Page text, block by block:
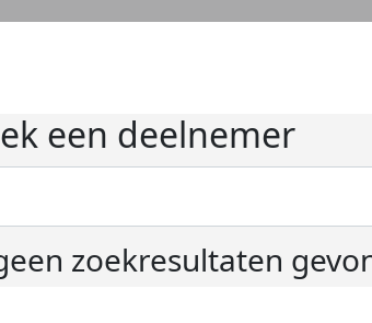
een deelnemer
zoekresultaten